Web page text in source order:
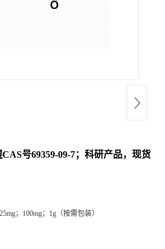
号69359-09-7；科研产品，现货
；100mg；1g（按需包装）